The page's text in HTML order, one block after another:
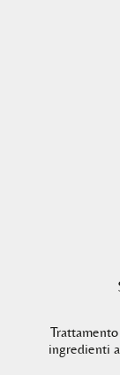
ingredienti